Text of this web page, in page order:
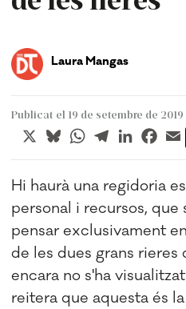
Laura Mangas
Publicat el 19 de setembre de 2019
X BlueskyWhatsApp
TelegramLinkedIn
Hi haurà una regidoria
personal i recursos, que
pensar exclusivament
de les dues grans rieres
encara no s'ha
reitera que aquesta és